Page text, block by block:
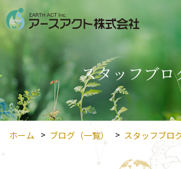
スタッフブロ
ホーム ブログ（一覧） スタッフブロ